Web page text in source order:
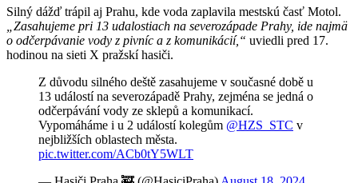
Silný dážď trápil aj Prahu, kde voda zaplavila mestskú časť Motol.
„Zasahujeme pri 13 udalostiach na severozápade Prahy, ide najmä
o odčerpávanie vody z pivníc a z komunikácií,“ uviedli pred 17.
hodinou na sieti X pražskí hasiči.
Z důvodu silného deště zasahujeme v současné době u
13 událostí na severozápadě Prahy, zejména se jedná o
odčerpávání vody ze sklepů a komunikací.
Vypomáháme i u 2 událostí kolegům @HZS_STC v
nejbližších oblastech města.
pic.twitter.com/ACb0tY5WLT